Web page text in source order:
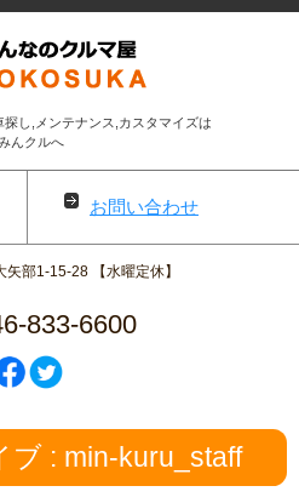
し,メンテナンス,カスタマイズは
んクルへ
お問い合わせ
部1-15-28 【水曜定休】
833-6600
ブ : min-kuru_staff